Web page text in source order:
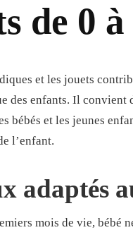
de 0 à
et les jouets
des enfants. Il convient
bébés et les jeunes
l’enfant.
adaptés
mois de vie, bébé